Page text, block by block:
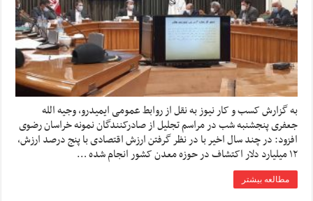
به گزارش کسب و کار نیوز به نقل از روابط عمومی ایمیدرو، وجیه الله
جعفری پنجشنبه شب در مراسم تجلیل از صادرکنندگان نمونه خراسان رضوی
افزود: در چند سال اخیر با در نظر گرفتن ارزش اقتصادی با پنج درصد ارزش،
۱۲ میلیارد دلار اکتشاف در حوزه معدن کشور انجام شده …
مطالعه بیشتر